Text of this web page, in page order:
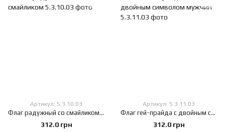
Артикул: 5.3.10.03
Флаг радужный со смайликом, 60х90 см, Искусственный шелк 50 г/м², Сублимационная печать, односторонний, Карман под древко слева
312.0 грн
Артикул: 5.3.11.03
Флаг гей-прайда с двойным символом мужчин, 60х90 см, Искусственный шелк 50 г/м², Сублимационная печать, односторонний, Карман под древко слева
312.0 грн